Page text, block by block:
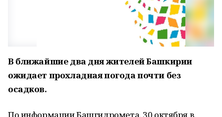
В ближайшие два дня жителей Башкирии
ожидает прохладная погода почти без
осадков.